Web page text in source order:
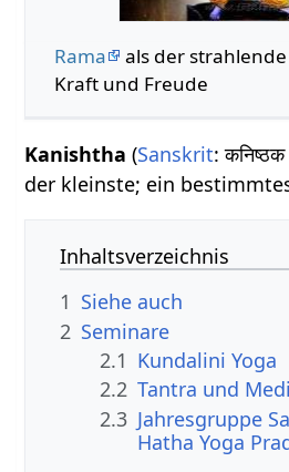
Rama
als der
Kraft und Freude
Kanishtha (Sanskrit:
der kleinste; ein
Inhaltsverzeichnis
1 Siehe auch
2 Seminare
2.1 Kundalini Yoga
2.2 Tantra und
2.3 Jahresgruppe
Hatha Yoga